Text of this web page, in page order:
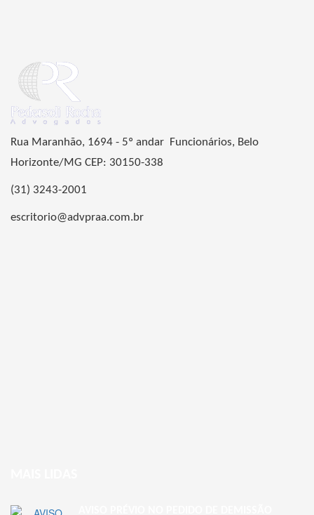
Rua Maranhão, 1694 - 5º andar Funcionários, Belo
Horizonte/MG CEP: 30150-338
(31) 3243-2001
escritorio@advpraa.com.br